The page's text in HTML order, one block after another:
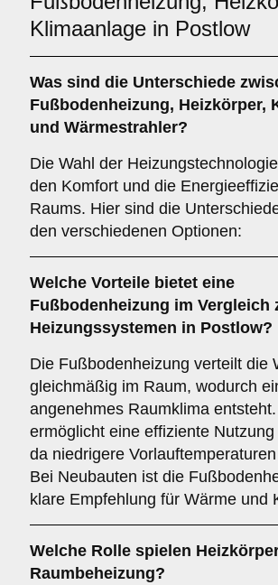
Klimaanlage in Postlow
Was sind die Unterschiede
Fußbodenheizung, Heizkörper,
und Wärmestrahler?
Die Wahl der
den Komfort und die
Raums. Hier sind die
den verschiedenen Optionen:
Welche Vorteile bietet eine
Fußbodenheizung im Vergleich
Heizungssystemen in Postlow?
Die Fußbodenheizung verteilt die
gleichmäßig im Raum, wodurch
angenehmes Raumklima
ermöglicht eine effiziente
da niedrigere
Bei Neubauten ist die
klare Empfehlung für Wärme und
Welche Rolle spielen
Raumbeheizung?